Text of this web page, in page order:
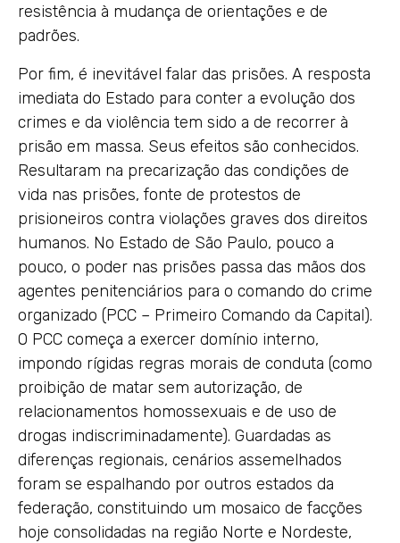
resistência à mudança de orientações e de
padrões.
Por fim, é inevitável falar das prisões. A resposta
imediata do Estado para conter a evolução dos
crimes e da violência tem sido a de recorrer à
prisão em massa. Seus efeitos são conhecidos.
Resultaram na precarização das condições de
vida nas prisões, fonte de protestos de
prisioneiros contra violações graves dos direitos
humanos. No Estado de São Paulo, pouco a
pouco, o poder nas prisões passa das mãos dos
agentes penitenciários para o comando do crime
organizado (PCC – Primeiro Comando da Capital).
O PCC começa a exercer domínio interno,
impondo rígidas regras morais de conduta (como
proibição de matar sem autorização, de
relacionamentos homossexuais e de uso de
drogas indiscriminadamente). Guardadas as
diferenças regionais, cenários assemelhados
foram se espalhando por outros estados da
federação, constituindo um mosaico de facções
hoje consolidadas na região Norte e Nordeste,